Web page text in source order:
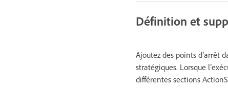
Définition et
Ajoutez des points d’arrêt
stratégiques. Lorsque
différentes sections